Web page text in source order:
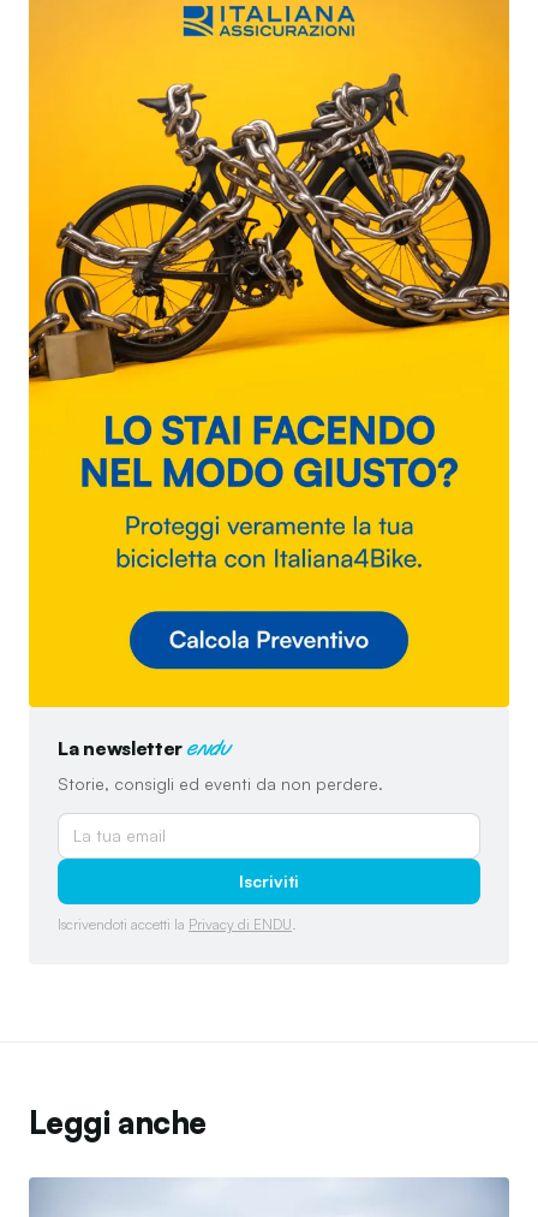
La newsletter endu
Storie, consigli ed eventi da non perdere.
Iscriviti
Iscrivendoti accetti la Privacy di ENDU.
Leggi anche